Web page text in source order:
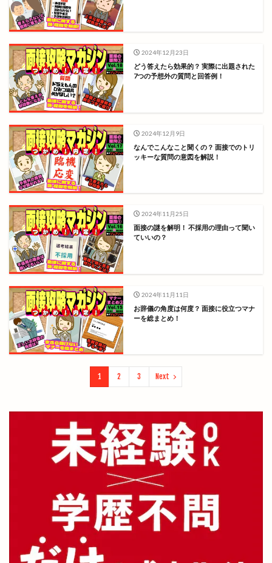
2024年12月23日
どう答えたら効果的？ 実際に出題された
7つの予想外の質問と回答例！
2024年12月9日
なんでこんなこと聞くの？ 面接でのトリ
ッキーな質問の意図を解説！
2024年11月25日
面接の謎を解明！ 不採用の理由って聞い
ていいの？
2024年11月11日
お辞儀の角度は何度？ 面接に役立つマナ
ーを総まとめ！
1 2 3 Next